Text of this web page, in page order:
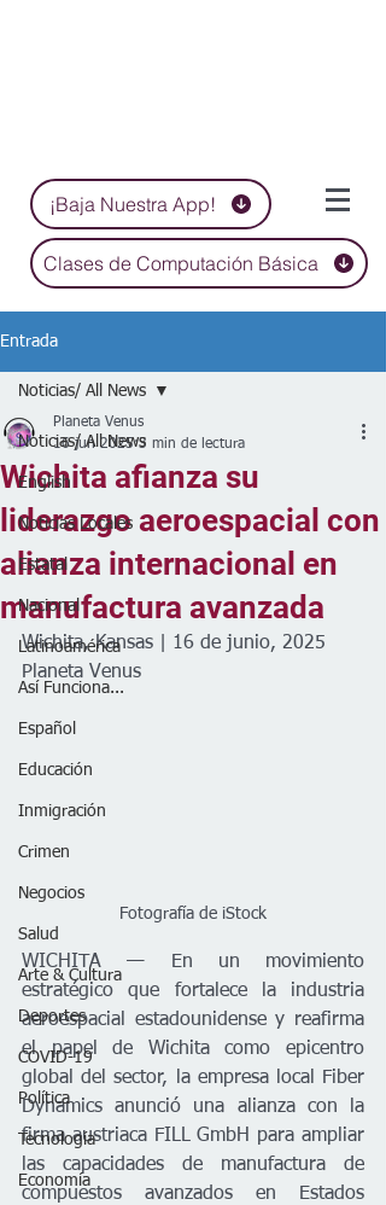
¡Baja Nuestra App!
Clases de Computación Básica
Entrada
Noticias/ All News
English
Noticias Locales
Estatal
Nacional
Latinoamérica
Así Funciona...
Español
Educación
Inmigración
Crimen
Negocios
Salud
Arte & Cultura
Deportes
COVID-19
Política
Tecnología
Economía
Noticias/ All News
Wichita afianza su
liderazgo aeroespacial con
alianza internacional en
manufactura avanzada
Planeta Venus
16 jun 2025 3 min de lectura
Wichita, Kansas | 16 de junio, 2025
Planeta Venus
Fotografía de iStock
WICHITA — En un movimiento
estratégico que fortalece la industria
aeroespacial estadounidense y reafirma
el papel de Wichita como epicentro
global del sector, la empresa local Fiber
Dynamics anunció una alianza con la
firma austriaca FILL GmbH para ampliar
las capacidades de manufactura de
compuestos avanzados en Estados